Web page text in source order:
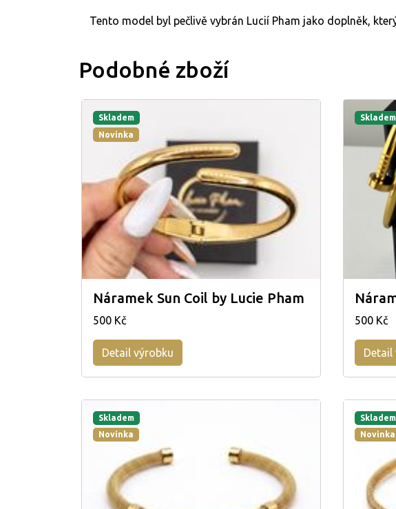
Tento model byl pečlivě vybrán Lucií Pham jako doplněk,
Podobné zboží
Skladem
Novinka
Náramek Sun Coil by Lucie Pham
500 Kč
Detail výrobku
Skladem
500 Kč
Detail
Skladem
Novinka
Skladem
Novinka